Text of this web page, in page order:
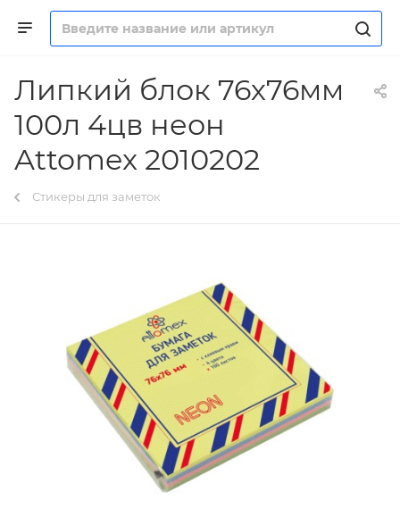
Липкий блок 76х76мм
100л 4цв неон
Attomex 2010202
Стикеры для заметок